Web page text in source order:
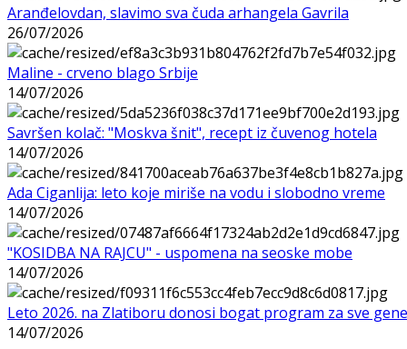
Aranđelovdan, slavimo sva čuda arhangela Gavrila
26/07/2026
Maline - crveno blago Srbije
14/07/2026
Savršen kolač: "Moskva šnit", recept iz čuvenog hotela
14/07/2026
Ada Ciganlija: leto koje miriše na vodu i slobodno vreme
14/07/2026
"KOSIDBA NA RAJCU" - uspomena na seoske mobe
14/07/2026
Leto 2026. na Zlatiboru donosi bogat program za sve
14/07/2026